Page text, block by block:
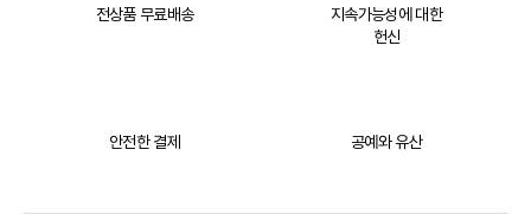
전상품 무료배송
지속가능성에 대한
헌신
안전한 결제 공예와 유산